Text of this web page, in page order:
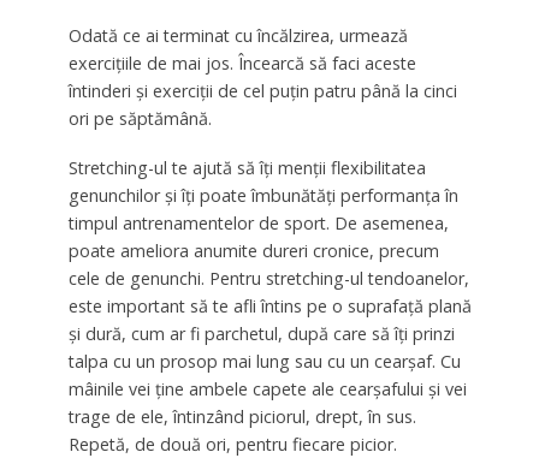
Odată ce ai terminat cu încălzirea, urmează
exercițiile de mai jos. Încearcă să faci aceste
întinderi și exerciții de cel puțin patru până la cinci
ori pe săptămână.
Stretching-ul te ajută să îți menții flexibilitatea
genunchilor și îți poate îmbunătăți performanța în
timpul antrenamentelor de sport. De asemenea,
poate ameliora anumite dureri cronice, precum
cele de genunchi. Pentru stretching-ul tendoanelor,
este important să te afli întins pe o suprafață plană
și dură, cum ar fi parchetul, după care să îți prinzi
talpa cu un prosop mai lung sau cu un cearșaf. Cu
mâinile vei ține ambele capete ale cearșafului și vei
trage de ele, întinzând piciorul, drept, în sus.
Repetă, de două ori, pentru fiecare picior.